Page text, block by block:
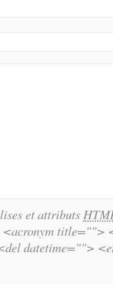
et attributs
title="">
datetime="">